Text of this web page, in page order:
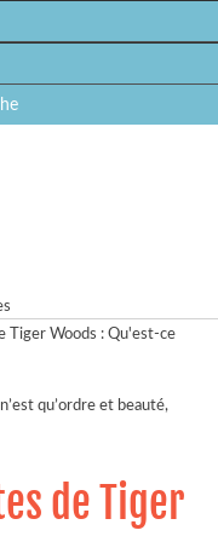
Tiger Woods : Qu'est-ce
qu’ordre et beauté,
de Tiger